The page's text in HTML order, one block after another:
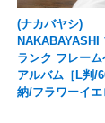
(ナカバヤシ)
NAKABAYASHI
ランク フレーム
アルバム［L判/
納/フラワーイエ